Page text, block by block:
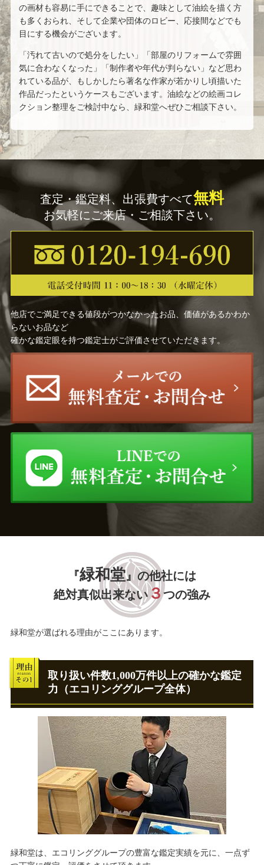
鳥居 清信 北尾 重政
宮川 長春
浜田 泰介 井坂 仁
川島 見依子 齋藤 満栄
今中 洋二 トム・エバハート
わたせ せいぞう
栗原 一郎 青山 龍水
高間 惣七 黒澤 信男
吉田 遠志 平野 遼
ジャック・デペルト 若尾 和呂
人見 友紀 セルジュ・ラシス
韓 奉浩 藤島 康介
珈琲貴族 鶴田 一郎
清水 規 江口 寿史
山本 紅雲 mocha
バックサイドワークス
狩野 芳崖 狩野 正信
狩野 永徳 今関 アキラコ
佐藤勝彦 森田茂
加倉井和夫 大津英敏
高田 誠 ジョアン・ミロ
ディズニーアート
ウィリアム・オリバー
William Oliver
三嶋 哲也 玉川 信一
櫻井 孝美 木島 櫻谷
柄澤 齊 三尾 呉石
の画材も容易に手にできることで、趣味として油絵を描く方
も多くおられ、そして企業や団体のロビー、応接間などでも
目にする機会がございます。
「汚れて古いので処分をしたい」「部屋のリフォームで雰囲
気に合わなくなった」「制作者や年代が判らない」など思わ
れている品が、もしかしたら著名な作家が若かりし頃描いた
作品だったというケースもございます。油絵などの絵画コレ
クション整理をご検討中なら、緑和堂へぜひご相談下さい。
査定・鑑定料、出張費すべて無料
お気軽にご来店・ご相談下さい。
他店でご満足できる値段がつかなかったお品、価値があるかわか
らないお品など
確かな鑑定眼を持つ鑑定士がご評価させていただきます。
『緑和堂』の他社には
絶対真似出来ない ３つの強み
緑和堂が選ばれる理由がここにあります。
取り扱い件数1,000万件以上の確かな鑑定
力（エコリンググループ全体）
緑和堂は、エコリンググループの豊富な鑑定実績を元に、一点ず